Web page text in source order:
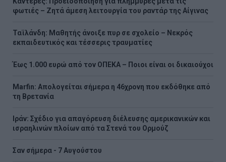
φωτιές – Ζητά άμεση λειτουργία του ραντάρ της Αίγινας
Ταϊλάνδη: Μαθητής άνοιξε πυρ σε σχολείο – Νεκρός
εκπαιδευτικός και τέσσερις τραυματίες
Έως 1.000 ευρώ από τον ΟΠΕΚΑ – Ποιοι είναι οι δικαιούχοι
Marfin: Απολογείται σήμερα η 46χρονη που εκδόθηκε από
τη Βρετανία
Ιράν: Σχέδιο για απαγόρευση διέλευσης αμερικανικών και
ισραηλινών πλοίων από τα Στενά του Ορμούζ
Σαν σήμερα - 7 Αυγούστου